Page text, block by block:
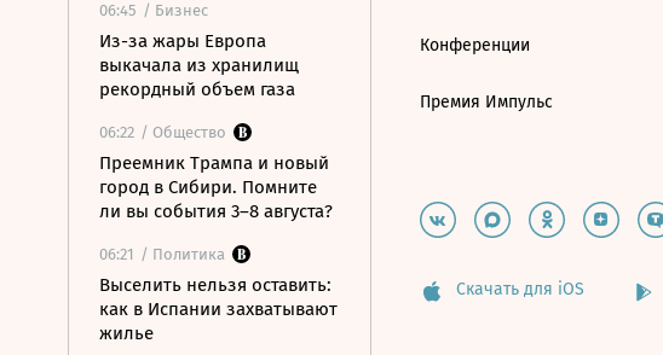
06:45 / Бизнес
Из-за жары Европа
выкачала из хранилищ
рекордный объем газа
06:22 / Общество
Преемник Трампа и новый
город в Сибири. Помните
ли вы события 3–8 августа?
06:21 / Политика
Выселить нельзя оставить:
как в Испании захватывают
жилье
Конференции
Премия Импульс
Скачать для iOS